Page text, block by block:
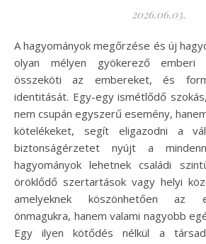
2026.06.03.
A hagyományok megőrzése és új hagyományok teremtése
olyan mélyen gyökerező emberi
összeköti az embereket, és
identitását. Egy-egy ismétlődő
nem csupán egyszerű esemény,
kötelékeket, segít eligazodni a
biztonságérzetet nyújt a
hagyományok lehetnek családi
öröklődő szertartások vagy helyi
amelyeknek köszönhetően az
önmagukra, hanem valami nagyobb
Egy ilyen kötődés nélkül a